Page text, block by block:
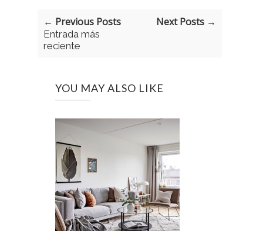
← Previous Posts
Entrada más
reciente
Next Posts →
YOU MAY ALSO LIKE